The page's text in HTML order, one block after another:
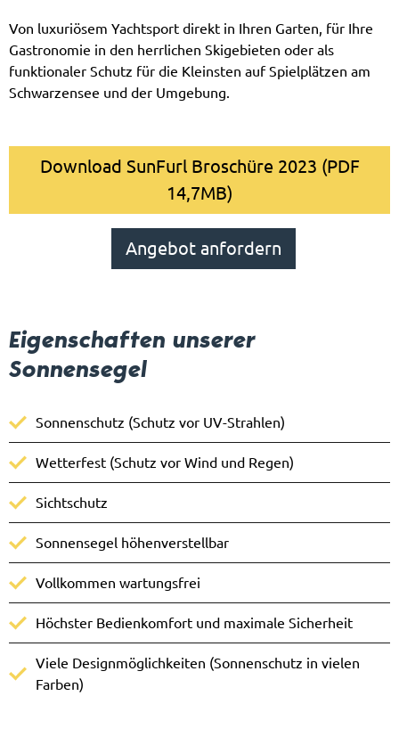
Von luxuriösem Yachtsport direkt in Ihren Garten, für Ihre
Gastronomie in den herrlichen Skigebieten oder als
funktionaler Schutz für die Kleinsten auf Spielplätzen am
Schwarzensee und der Umgebung.
Download SunFurl Broschüre 2023 (PDF
14,7MB)
Angebot anfordern
Eigenschaften unserer
Sonnensegel
Sonnenschutz (Schutz vor UV-Strahlen)
Wetterfest (Schutz vor Wind und Regen)
Sichtschutz
Sonnensegel höhenverstellbar
Vollkommen wartungsfrei
Höchster Bedienkomfort und maximale Sicherheit
Viele Designmöglichkeiten (Sonnenschutz in vielen
Farben)